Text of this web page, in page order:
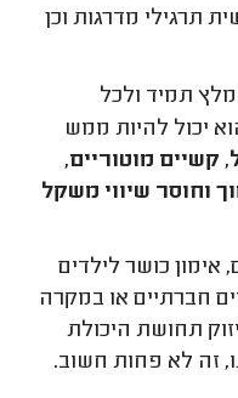
תרגילי מדרגות וכן
תמיד ולכל
יכול להיות ממש
קשיים מוטוריים,
וחוסר שיווי משקל
אימון כושר לילדים
חברתיים או במקרה
תחושת היכולת
זה לא פחות חשוב.